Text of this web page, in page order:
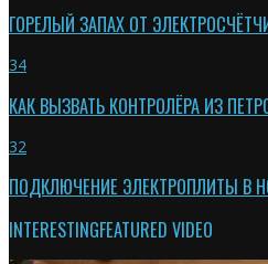
ГОРЕЛЫЙ ЗАПАХ ОТ
34
КАК ВЫЗВАТЬ КОНТРОЛЁРА ИЗ
32
ПОДКЛЮЧЕНИЕ ЭЛЕКТРОПЛИТЫ В
INTERESTINGFEATURED VIDEO